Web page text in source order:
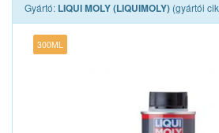
Gyártó: LIQUI MOLY (LIQUIMOLY) (gyártói
300ML